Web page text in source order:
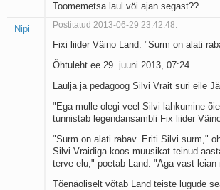
Toomemetsa laul vöi ajan segast??
Nipi Postitatud 2013-06-29 23:42:48.
Fixi liider Väino Land: "Surm on alati
Õhtuleht.ee 29. juuni 2013, 07:24
Laulja ja pedagoog Silvi Vrait suri eile
"Ega mulle olegi veel Silvi lahkumine
tunnistab legendansambli Fix liider
"Surm on alati rabav. Eriti Silvi surm,"
Silvi Vraidiga koos muusikat teinud
terve elu," poetab Land. "Aga vast
Tõenäoliselt võtab Land teiste lugude